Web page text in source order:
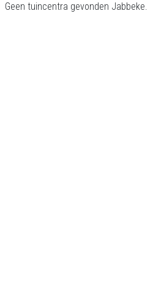
Geen tuincentra gevonden Jabbeke.